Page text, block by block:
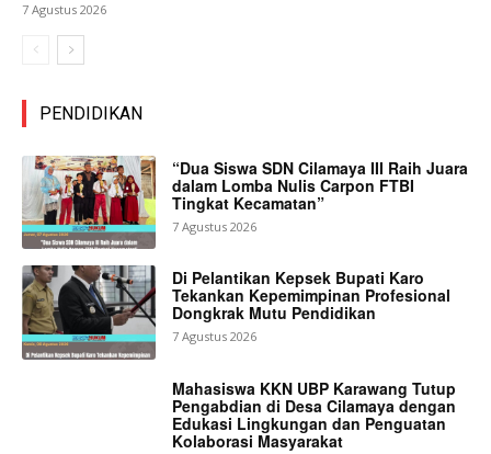
7 Agustus 2026
PENDIDIKAN
“Dua Siswa SDN Cilamaya III Raih Juara
dalam Lomba Nulis Carpon FTBI
Tingkat Kecamatan”
7 Agustus 2026
Di Pelantikan Kepsek Bupati Karo
Tekankan Kepemimpinan Profesional
Dongkrak Mutu Pendidikan
7 Agustus 2026
Mahasiswa KKN UBP Karawang Tutup
Pengabdian di Desa Cilamaya dengan
Edukasi Lingkungan dan Penguatan
Kolaborasi Masyarakat